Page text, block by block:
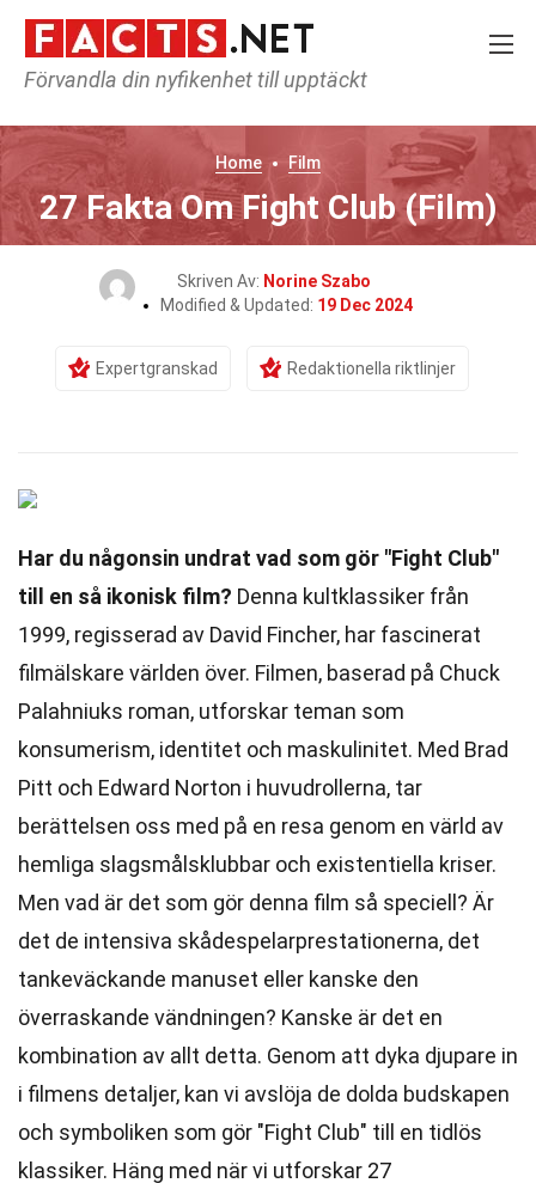
Förvandla din nyfikenhet till upptäckt
Home Film
27 Fakta Om Fight Club (Film)
Skriven Av: Norine Szabo
Modified & Updated: 19 Dec 2024
Expertgranskad Redaktionella riktlinjer
Har du någonsin undrat vad som gör "Fight Club"
till en så ikonisk film? Denna kultklassiker från
1999, regisserad av David Fincher, har fascinerat
filmälskare världen över. Filmen, baserad på Chuck
Palahniuks roman, utforskar teman som
konsumerism, identitet och maskulinitet. Med Brad
Pitt och Edward Norton i huvudrollerna, tar
berättelsen oss med på en resa genom en värld av
hemliga slagsmålsklubbar och existentiella kriser.
Men vad är det som gör denna film så speciell? Är
det de intensiva skådespelarprestationerna, det
tankeväckande manuset eller kanske den
överraskande vändningen? Kanske är det en
kombination av allt detta. Genom att dyka djupare in
i filmens detaljer, kan vi avslöja de dolda budskapen
och symboliken som gör "Fight Club" till en tidlös
klassiker. Häng med när vi utforskar 27